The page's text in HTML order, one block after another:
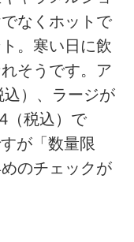
なくホットで
。寒い日に飲
そうです。ア
）、ラージが
（税込）で
が「数量限
のチェックが